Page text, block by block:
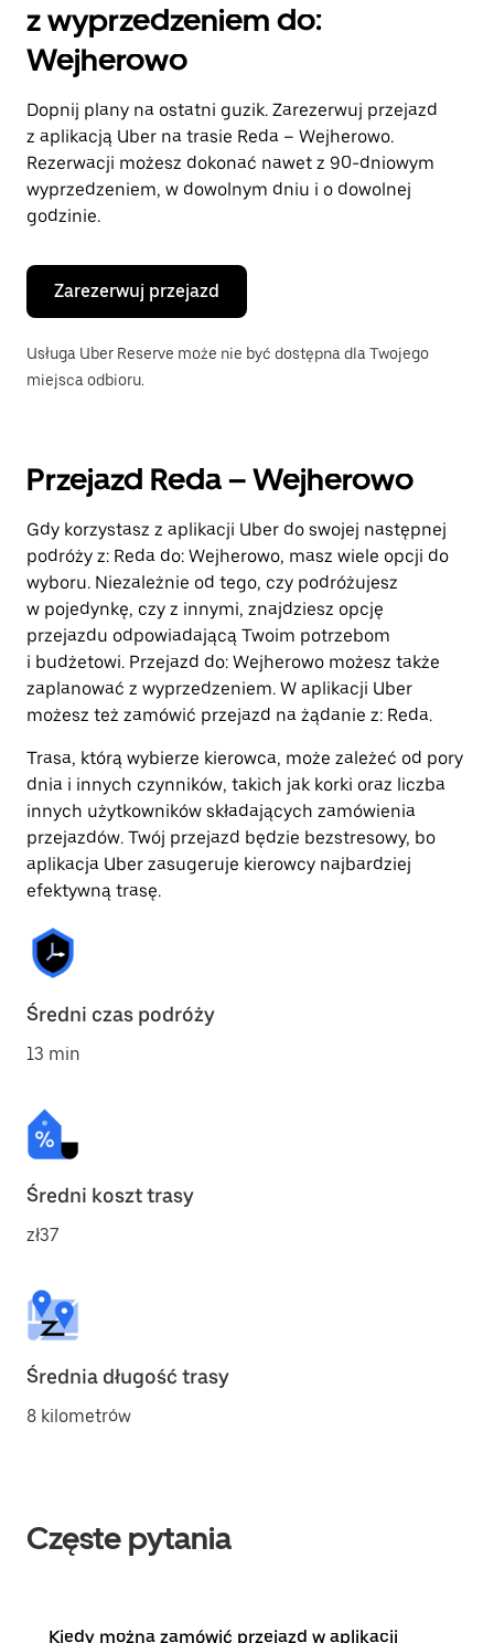
Naciśnij
klawisz
„Escape”,
zamknąć
kalendarz.
z wyprzedzeniem do:
Wejherowo
Dopnij plany na ostatni guzik. Zarezerwuj przejazd
z aplikacją Uber na trasie Reda – Wejherowo.
Rezerwacji możesz dokonać nawet z 90-dniowym
wyprzedzeniem, w dowolnym dniu i o dowolnej
godzinie.
Zarezerwuj przejazd
Usługa Uber Reserve może nie być dostępna dla Twojego
miejsca odbioru.
Przejazd Reda – Wejherowo
Gdy korzystasz z aplikacji Uber do swojej następnej
podróży z: Reda do: Wejherowo, masz wiele opcji do
wyboru. Niezależnie od tego, czy podróżujesz
w pojedynkę, czy z innymi, znajdziesz opcję
przejazdu odpowiadającą Twoim potrzebom
i budżetowi. Przejazd do: Wejherowo możesz także
zaplanować z wyprzedzeniem. W aplikacji Uber
możesz też zamówić przejazd na żądanie z: Reda.
Trasa, którą wybierze kierowca, może zależeć od pory
dnia i innych czynników, takich jak korki oraz liczba
innych użytkowników składających zamówienia
przejazdów. Twój przejazd będzie bezstresowy, bo
aplikacja Uber zasugeruje kierowcy najbardziej
efektywną trasę.
Średni czas podróży
13 min
Średni koszt trasy
zł37
Średnia długość trasy
8 kilometrów
Częste pytania
Kiedy można zamówić przejazd w aplikacji